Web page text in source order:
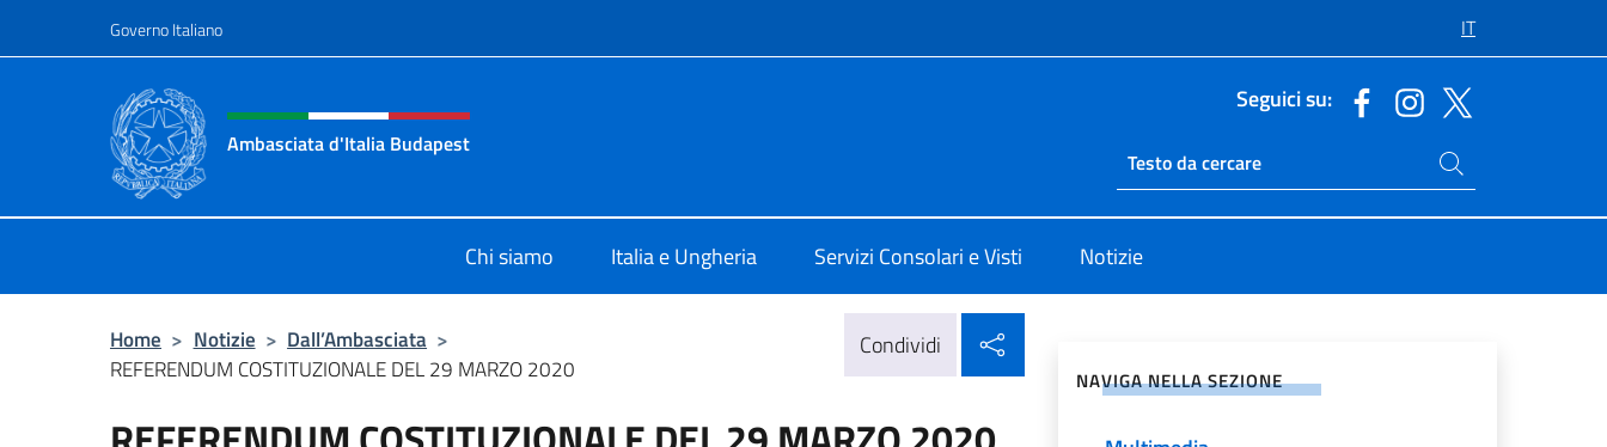
Governo Italiano IT
Intestazione sito, social e menù
Ambasciata d'Italia Budapest
Seguici su:
Ricerca sito live
Cerca nel sito
Chi siamo Italia e Ungheria Servizi Consolari e Visti Notizie
Home > Notizie > Dall’Ambasciata >
REFERENDUM COSTITUZIONALE DEL 29 MARZO 2020
Condividi
NAVIGA NELLA SEZIONE